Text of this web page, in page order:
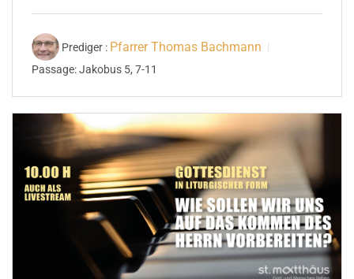
Prediger : Pfarrer Thomas Bachmann
Passage:Jakobus 5, 7-11